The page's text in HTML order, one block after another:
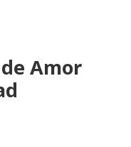
Amor